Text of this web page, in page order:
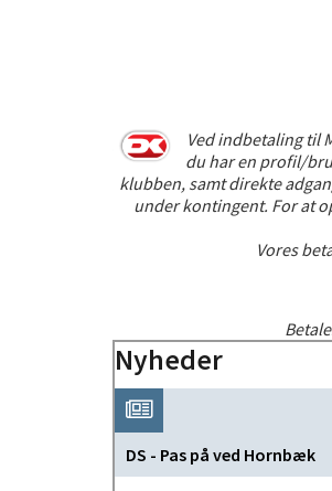
Ved indbetaling til
du har en profil/
klubben, samt direkte
under kontingent. For at
Vores